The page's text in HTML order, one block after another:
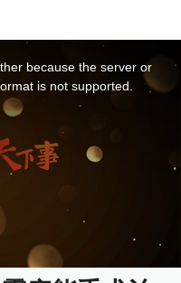
because the server or
is not supported.